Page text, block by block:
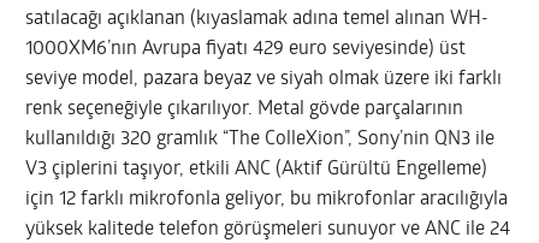
satılacağı açıklanan (kıyaslamak adına temel alınan WH-
1000XM6’nın Avrupa fiyatı 429 euro seviyesinde) üst
seviye model, pazara beyaz ve siyah olmak üzere iki farklı
renk seçeneğiyle çıkarılıyor. Metal gövde parçalarının
kullanıldığı 320 gramlık “The ColleXion”, Sony’nin QN3 ile
V3 çiplerini taşıyor, etkili ANC (Aktif Gürültü Engelleme)
için 12 farklı mikrofonla geliyor, bu mikrofonlar aracılığıyla
yüksek kalitede telefon görüşmeleri sunuyor ve ANC ile 24